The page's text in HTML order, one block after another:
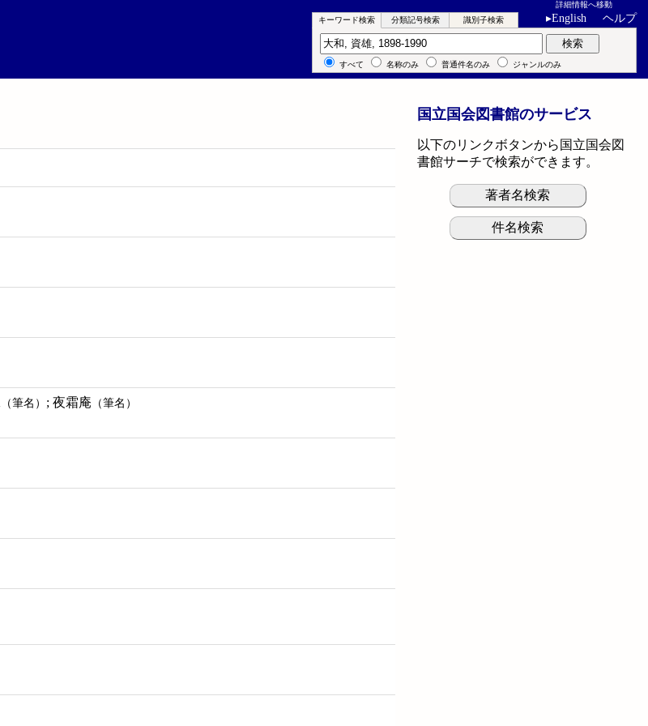
詳細情報へ移動
▸English ヘルプ
キーワード検索 分類記号検索 識別子検索
キーワード検索 検索
すべて 名称のみ 普通件名のみ ジャンルのみ
（筆名） ; 夜霜庵 （筆名）
国立国会図書館のサービス
以下のリンクボタンから国立国会図
書館サーチで検索ができます。
著者名検索
件名検索